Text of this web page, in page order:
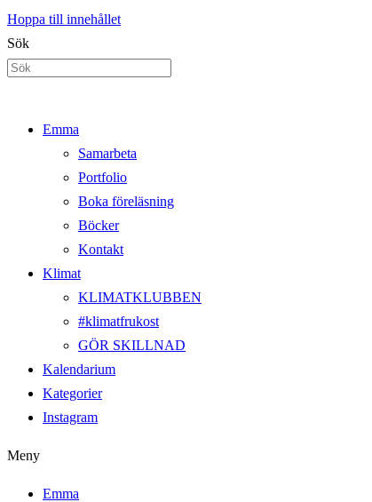
Hoppa till innehållet
Sök
Emma
Samarbeta
Portfolio
Boka föreläsning
Böcker
Kontakt
Klimat
KLIMATKLUBBEN
#klimatfrukost
GÖR SKILLNAD
Kalendarium
Kategorier
Instagram
Meny
Emma